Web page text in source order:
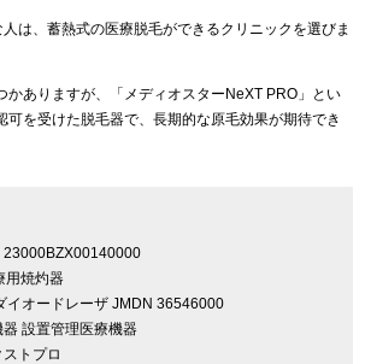
は、蓄熱式の医療脱毛ができるクリニックを選びま
かありますが、「メディオスターNeXT PRO」とい
可を受けた脱毛器で、長期的な原毛効果が期待でき
23000BZX00140000
用焼灼器
イオードレーザ JMDN 36546000
設置管理医療機器
トプロ